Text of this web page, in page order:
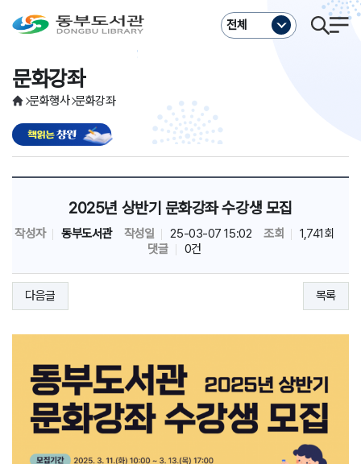
전체
문화행사 문화강좌
문화강좌
2025년 상반기 문화강좌 수강생 모집
작성자 동부도서관 작성일 25-03-07 15:02 조회
1,741회
댓글
0건
다음글 목록